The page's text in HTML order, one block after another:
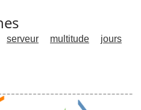
serveur multitude
jours